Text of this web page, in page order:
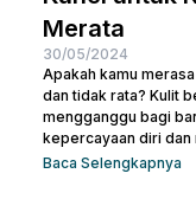
Merata
30/05/2024
Apakah kamu
dan tidak rata? Kulit
mengganggu bagi
kepercayaan diri dan
penampilan kulit.
Baca Selengkapnya